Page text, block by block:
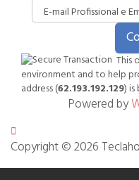
This
environment and to help
address (62.193.192.129)
Powered by
Copyright © 2026